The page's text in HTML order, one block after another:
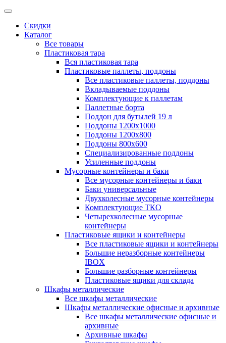
Скидки
Каталог
Все товары
Пластиковая тара
Вся пластиковая тара
Пластиковые паллеты, поддоны
Все пластиковые паллеты, поддоны
Вкладываемые поддоны
Комплектующие к паллетам
Паллетные борта
Поддон для бутылей 19 л
Поддоны 1200х1000
Поддоны 1200х800
Поддоны 800х600
Специализированные поддоны
Усиленные поддоны
Мусорные контейнеры и баки
Все мусорные контейнеры и баки
Баки универсальные
Двухколесные мусорные контейнеры
Комплектующие ТКО
Четырехколесные мусорные
контейнеры
Пластиковые ящики и контейнеры
Все пластиковые ящики и контейнеры
Большие неразборные контейнеры
IBOX
Большие разборные контейнеры
Пластиковые ящики для склада
Шкафы металлические
Все шкафы металлические
Шкафы металлические офисные и архивные
Все шкафы металлические офисные и
архивные
Архивные шкафы